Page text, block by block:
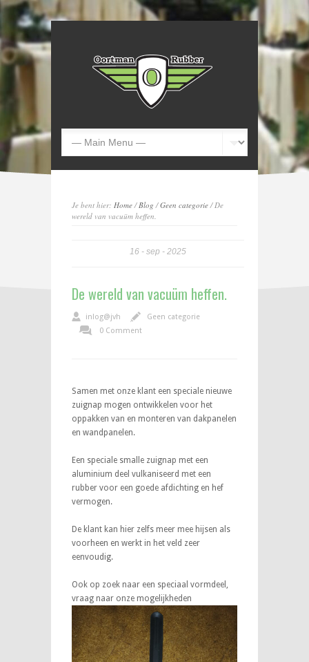
Je bent hier: Home/Blog /Geen categorie/ De
wereld van vacuüm heffen.
16 sep 2025
De wereld van vacuüm heffen.
inlog@jvh
Geen categorie
0 Comment
Samen met onze klant een speciale nieuwe
zuignap mogen ontwikkelen voor het
oppakken van en monteren van dakpanelen
en wandpanelen.
Een speciale smalle zuignap met een
aluminium deel vulkaniseerd met een
rubber voor een goede afdichting en hef
vermogen.
De klant kan hier zelfs meer mee hijsen als
voorheen en werkt in het veld zeer
eenvoudig.
Ook op zoek naar een speciaal vormdeel,
vraag naar onze mogelijkheden